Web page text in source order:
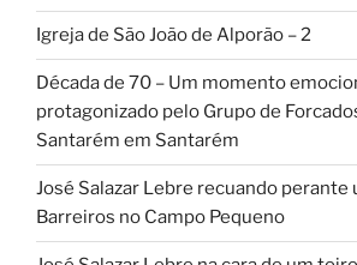
Igreja de São João de Alporão – 2
Década de 70 – Um momento
protagonizado pelo Grupo de
Santarém em Santarém
José Salazar Lebre recuando
Barreiros no Campo Pequeno